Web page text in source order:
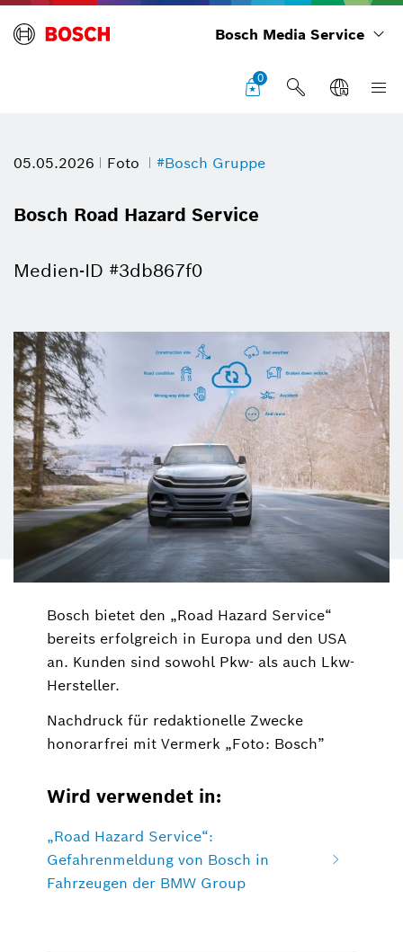
Bosch Media Service
0
05.05.2026 Foto #Bosch Gruppe
Bosch Road Hazard Service
Medien-ID #3db867f0
Bosch bietet den „Road Hazard Service“
bereits erfolgreich in Europa und den USA
an. Kunden sind sowohl Pkw- als auch Lkw-
Hersteller.
Nachdruck für redaktionelle Zwecke
honorarfrei mit Vermerk „Foto: Bosch”
Wird verwendet in:
„Road Hazard Service“:
Gefahrenmeldung von Bosch in
Fahrzeugen der BMW Group